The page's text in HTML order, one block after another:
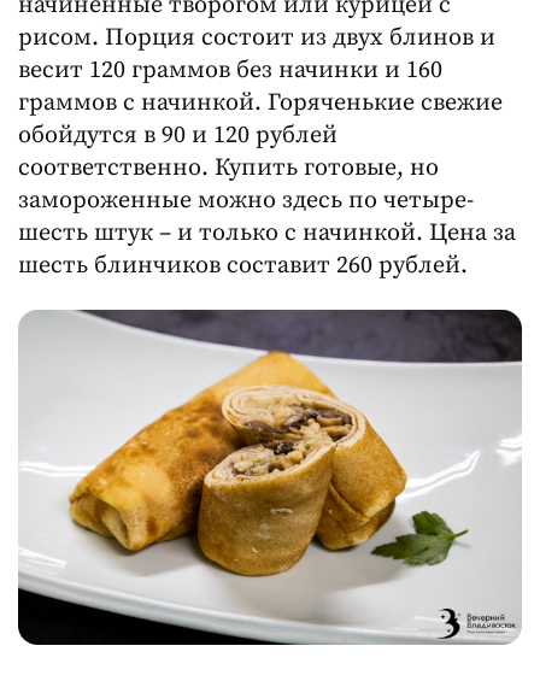
рисом. Порция состоит из двух блинов и
весит 120 граммов без начинки и 160
граммов с начинкой. Горяченькие свежие
обойдутся в 90 и 120 рублей
соответственно. Купить готовые, но
замороженные можно здесь по четыре-
шесть штук – и только с начинкой. Цена за
шесть блинчиков составит 260 рублей.